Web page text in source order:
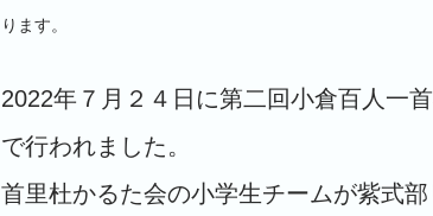
ります。
2022年７月２４日に第二回小倉百人一
で行われました。
首里杜かるた会の小学生チームが紫式部